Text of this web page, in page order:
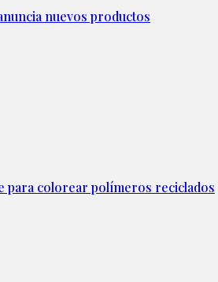
nuevos productos
para colorear polímeros reciclados